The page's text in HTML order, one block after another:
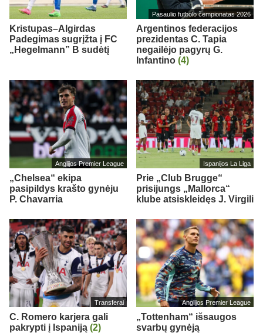
Kristupas–Algirdas
Padegimas sugrįžta į FC
„Hegelmann” B sudėtį
Pasaulio futbolo čempionatas 2026
Argentinos federacijos
prezidentas C. Tapia
negailėjo pagyrų G.
Infantino (4)
Anglijos Premier League
„Chelsea“ ekipa
pasipildys krašto gynėju
P. Chavarria
Ispanijos La Liga
Prie „Club Brugge“
prisijungs „Mallorca“
klube atsiskleidęs J. Virgili
Transferai
C. Romero karjera gali
pakrypti į Ispaniją (2)
Anglijos Premier League
„Tottenham“ išsaugos
svarbų gynėją